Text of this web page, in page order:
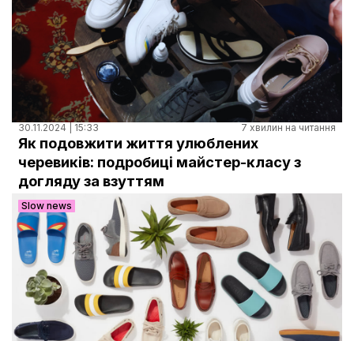
Slow news
Про нас
Редакційна політика
Правила використання матеріалів
Документи
30.11.2024 | 15:33 7 хвилин на читання
Як подовжити життя улюблених
черевиків: подробиці майстер-класу з
догляду за взуттям
Slow news